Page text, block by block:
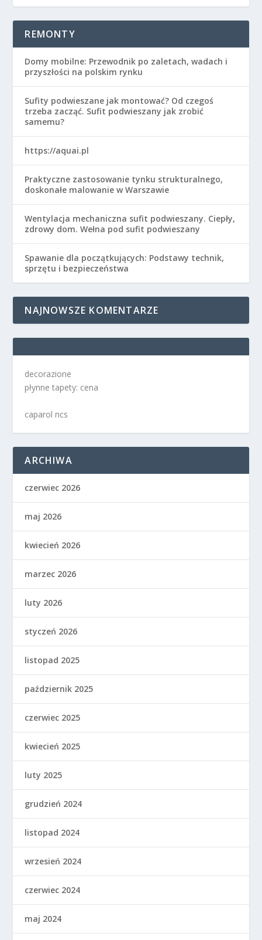
REMONTY
Domy mobilne: Przewodnik po zaletach, wadach i
przyszłości na polskim rynku
Sufity podwieszane jak montować? Od czegoś
trzeba zacząć. Sufit podwieszany jak zrobić
samemu?
https://aquai.pl
Praktyczne zastosowanie tynku strukturalnego,
doskonałe malowanie w Warszawie
Wentylacja mechaniczna sufit podwieszany. Ciepły,
zdrowy dom. Wełna pod sufit podwieszany
Spawanie dla początkujących: Podstawy technik,
sprzętu i bezpieczeństwa
NAJNOWSZE KOMENTARZE
decorazione
płynne tapety: cena
caparol ncs
ARCHIWA
czerwiec 2026
maj 2026
kwiecień 2026
marzec 2026
luty 2026
styczeń 2026
listopad 2025
październik 2025
czerwiec 2025
kwiecień 2025
luty 2025
grudzień 2024
listopad 2024
wrzesień 2024
czerwiec 2024
maj 2024